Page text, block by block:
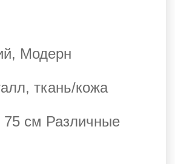
, Модерн
ткань/кожа
75 см Различные